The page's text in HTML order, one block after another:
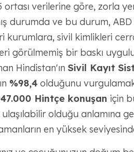
verilerine göre, zorla
durumda ve bu durum,
kurumlara, sivil kimlikleri
görülmemiş bir baskı
Hindistan'ın Sivil Kayıt
%98,4olduğunu
Hintçe konuşan için
olduğu anlamına
en yüksek